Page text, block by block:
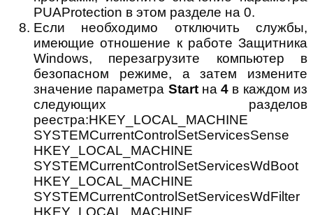
PUAProtection в этом разделе на 0.
Если необходимо отключить службы,
имеющие отношение к работе Защитника
Windows, перезагрузите компьютер в
безопасном режиме, а затем измените
значение параметра Startна4 в каждом из
следующих разделов
реестра:HKEY_LOCAL_MACHINE
SYSTEMCurrentControlSetServicesSense
HKEY_LOCAL_MACHINE
SYSTEMCurrentControlSetServicesWdBoot
HKEY_LOCAL_MACHINE
SYSTEMCurrentControlSetServicesWdFilter
HKEY_LOCAL_MACHINE